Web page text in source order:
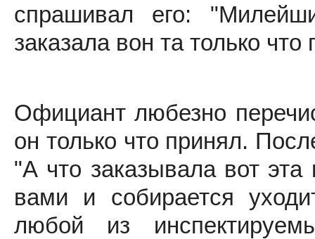
спрашивал его:
заказала вон та только
Официант любезно
он только что принял.
"А что заказывала вот
вами и собирается
любой из